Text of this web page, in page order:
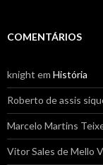
COMENTÁRIOS
knight em História
Roberto de assis
Marcelo Martins
Vitor Sales de Mello